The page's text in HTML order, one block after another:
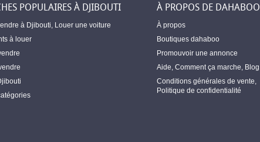
POPULAIRES À DJIBOUTI
à Djibouti Louer une voiture
à louer
À PROPOS DE DAHABOO
À propos
Boutiques dahaboo
Promouvoir une annonce
Aide Comment ça marche Blog
Conditions générales de vente
Politique de confidentialité